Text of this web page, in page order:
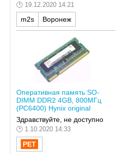
19.12.2020 14:21
m2s Воронеж
Оперативная память SO-
DIMM DDR2 4GB, 800МГц
(PC6400) Hynix original
Здравствуйте, не доступно
1.10.2020 14:33